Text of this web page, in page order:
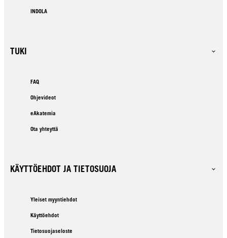
INDOLA
TUKI
FAQ
Ohjevideot
eAkatemia
Ota yhteyttä
KÄYTTÖEHDOT JA TIETOSUOJA
Yleiset myyntiehdot
Käyttöehdot
Tietosuojaseloste